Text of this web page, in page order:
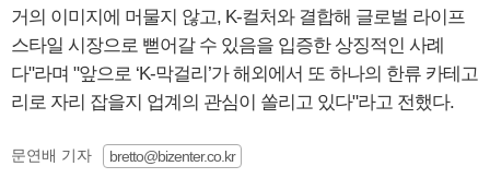
거의 이미지에 머물지 않고, K-컬처와 결합해 글로벌 라이프
스타일 시장으로 뻗어갈 수 있음을 입증한 상징적인 사례
다"라며 "앞으로 ‘K-막걸리’가 해외에서 또 하나의 한류 카테고
리로 자리 잡을지 업계의 관심이 쏠리고 있다"라고 전했다.
문연배 기자
bretto@bizenter.co.kr